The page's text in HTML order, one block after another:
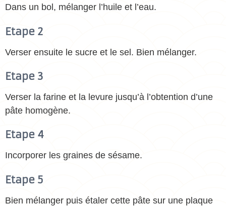
Dans un bol, mélanger l’huile et l’eau.
Etape 2
Verser ensuite le sucre et le sel. Bien mélanger.
Etape 3
Verser la farine et la levure jusqu’à l’obtention d’une
pâte homogène.
Etape 4
Incorporer les graines de sésame.
Etape 5
Bien mélanger puis étaler cette pâte sur une plaque